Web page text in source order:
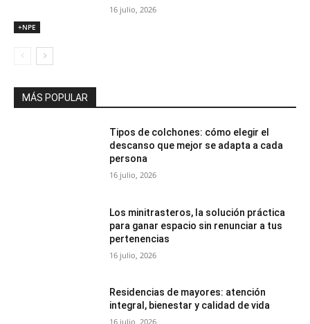
+NPE
16 julio, 2026
MÁS POPULAR
Tipos de colchones: cómo elegir el
descanso que mejor se adapta a cada
persona
16 julio, 2026
Los minitrasteros, la solución práctica
para ganar espacio sin renunciar a tus
pertenencias
16 julio, 2026
Residencias de mayores: atención
integral, bienestar y calidad de vida
16 julio, 2026